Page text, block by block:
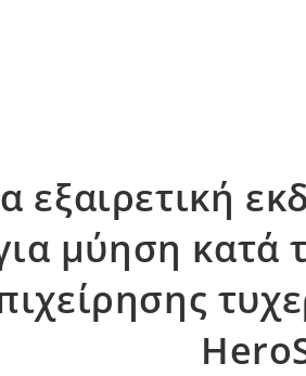
εξαιρετική
μύηση κατά